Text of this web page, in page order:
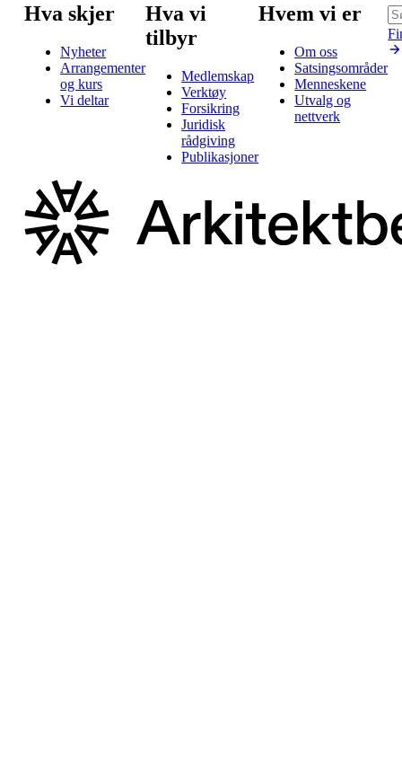
Hva skjer
Nyheter
Arrangementer
og kurs
Vi deltar
Hva vi
tilbyr
Medlemskap
Verktøy
Forsikring
Juridisk
rådgiving
Publikasjoner
Hvem vi er
Om oss
Satsingsområder
Menneskene
Utvalg og
nettverk